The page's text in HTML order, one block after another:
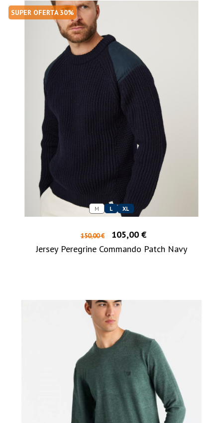
SUPER OFERTA 30%
M L XL
150,00 €
105,00 €
Jersey Peregrine Commando Patch Navy